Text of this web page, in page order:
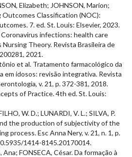
Elizabeth; JOHNSON, Marion;
Outcomes Classification (NOC):
7. ed. St. Louis: Elsevier, 2023.
Coronavirus infections: health care
Theory. Revista Brasileira de
2021.
et al. Tratamento farmacológico da
em idosos: revisão integrativa. Revista
v. 21, p. 372-381, 2018.
of Practice. 4th ed. St. Louis:
W. D.; LUNARDI, V. L.; SILVA, P.
the production of subjectivity of the
process. Esc Anna Nery, v. 21, n. 1, p.
1414-8145.20170014.
FONSECA, César. Da formação à